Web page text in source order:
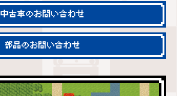
中古車のお問い合わせ
部品のお問い合わせ